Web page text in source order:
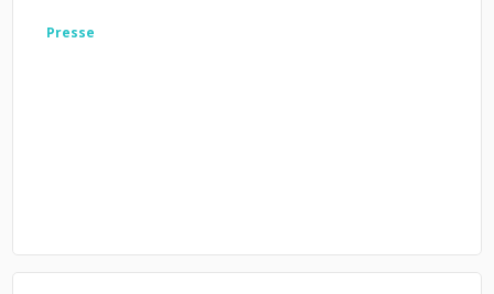
Presse